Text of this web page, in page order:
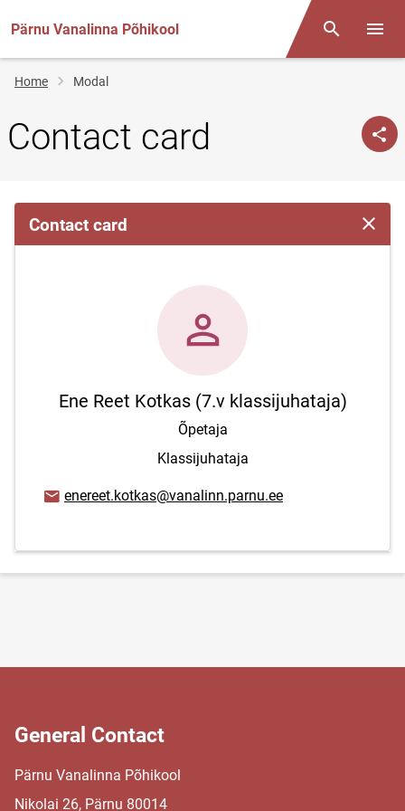
Pärnu Vanalinna Põhikool Otsing
Breadcrumb
Home Modal
Contact card
Contact card Close
Ene Reet Kotkas (7.v klassijuhataja)
Õpetaja
Klassijuhataja
Email address
enereet.kotkas@vanalinn.parnu.ee
General Contact
Pärnu Vanalinna Põhikool
Nikolai 26, Pärnu 80014